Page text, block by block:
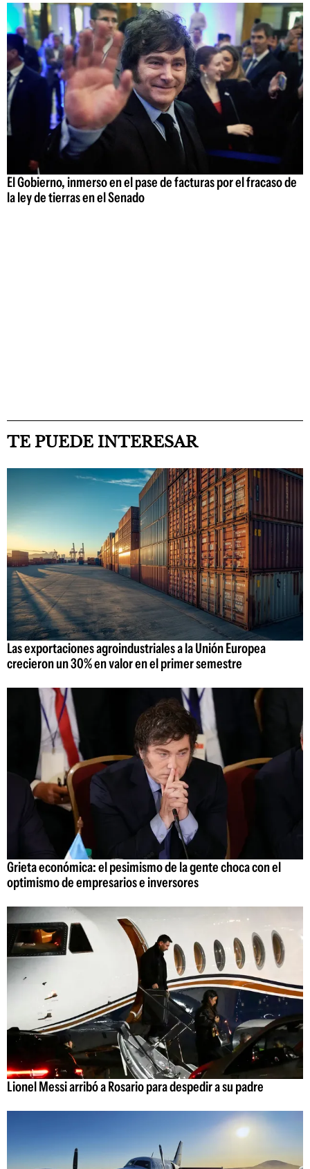
El Gobierno, inmerso en el pase de facturas por el fracaso de
la ley de tierras en el Senado
TE PUEDE INTERESAR
Las exportaciones agroindustriales a la Unión Europea
crecieron un 30% en valor en el primer semestre
Grieta económica: el pesimismo de la gente choca con el
optimismo de empresarios e inversores
Lionel Messi arribó a Rosario para despedir a su padre